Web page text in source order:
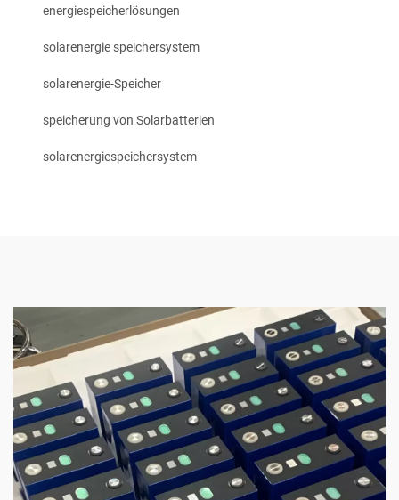
energiespeicherlösungen
solarenergie speichersystem
solarenergie-Speicher
speicherung von Solarbatterien
solarenergiespeichersystem